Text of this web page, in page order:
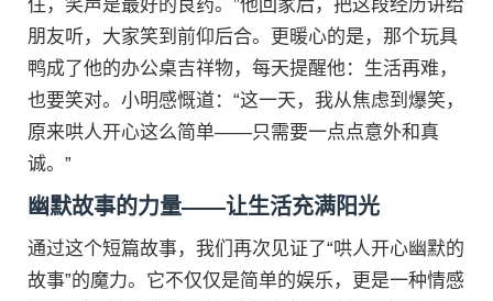
住，笑声是最好的良药。”他回家后，把这段经历讲给
朋友听，大家笑到前仰后合。更暖心的是，那个玩具
鸭成了他的办公桌吉祥物，每天提醒他：生活再难，
也要笑对。小明感慨道：“这一天，我从焦虑到爆笑，
原来哄人开心这么简单——只需要一点点意外和真
诚。”
幽默故事的力量——让生活充满阳光
通过这个短篇故事，我们再次见证了“哄人开心幽默的
故事”的魔力。它不仅仅是简单的娱乐，更是一种情感